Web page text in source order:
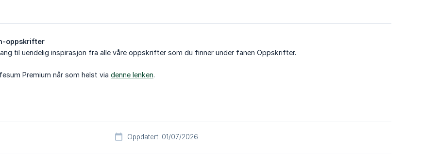
oppskrifter
til uendelig inspirasjon fra alle våre oppskrifter som du finner under fanen Oppskrifter.
Premium når som helst via denne lenken.
Oppdatert: 01/07/2026